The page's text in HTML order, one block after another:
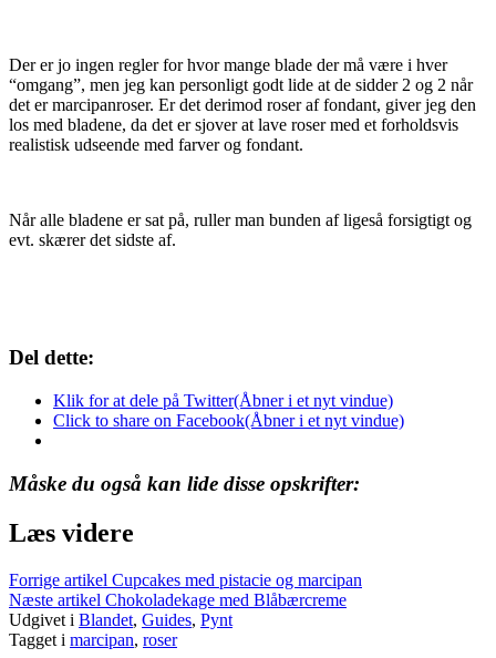
Der er jo ingen regler for hvor mange blade der må være i hver
“omgang”, men jeg kan personligt godt lide at de sidder 2 og 2 når
det er marcipanroser. Er det derimod roser af fondant, giver jeg den
los med bladene, da det er sjover at lave roser med et forholdsvis
realistisk udseende med farver og fondant.
Når alle bladene er sat på, ruller man bunden af ligeså forsigtigt og
evt. skærer det sidste af.
Del dette:
Klik for at dele på Twitter(Åbner i et nyt vindue)
Click to share on Facebook(Åbner i et nyt vindue)
Måske du også kan lide disse opskrifter:
Læs videre
Forrige artikel Cupcakes med pistacie og marcipan
Næste artikel Chokoladekage med Blåbærcreme
Udgivet i Blandet, Guides, Pynt
Tagget i marcipan, roser